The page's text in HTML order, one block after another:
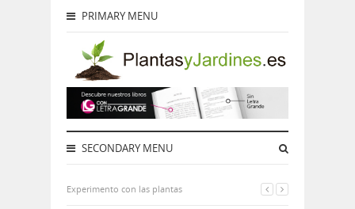
PRIMARY MENU
SECONDARY MENU
Experimento con las plantas